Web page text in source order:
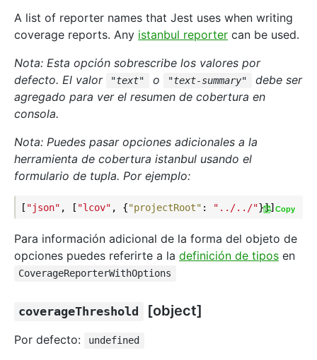
A list of reporter names that Jest uses when writing
coverage reports. Any istanbul reporter can be used.
Nota: Esta opción sobrescribe los valores por
defecto. El valor
"text" o "text-summary"
debe ser
agregado para ver el resumen de cobertura en
consola.
Nota: Puedes pasar opciones adicionales a la
herramienta de cobertura istanbul usando el
formulario de tupla. Por ejemplo:
[ "json" , [ "lcov" , {"projectRoot" : "../../" Copy
Para información adicional de la forma del objeto de
opciones puedes referirte a la definición de tipos en
CoverageReporterWithOptions
coverageThreshold [object]
Por defecto: undefined